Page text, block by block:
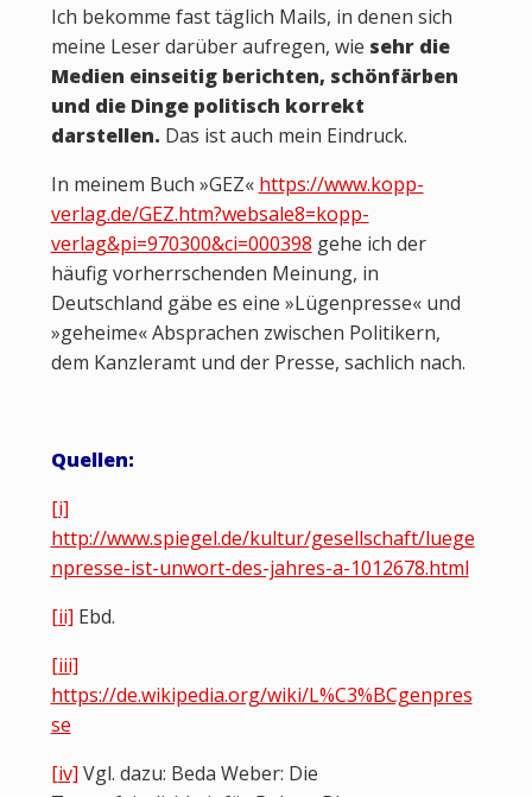
Ich bekomme fast täglich Mails, in denen sich
meine Leser darüber aufregen, wie sehr die
Medien einseitig berichten, schönfärben
und die Dinge politisch korrekt
darstellen. Das ist auch mein Eindruck.
In meinem Buch »GEZ« https://www.kopp-
verlag.de/GEZ.htm?websale8=kopp-
verlag&pi=970300&ci=000398 gehe ich der
häufig vorherrschenden Meinung, in
Deutschland gäbe es eine »Lügenpresse« und
»geheime« Absprachen zwischen Politikern,
dem Kanzleramt und der Presse, sachlich nach.
Quellen:
[i]
http://www.spiegel.de/kultur/gesellschaft/luege
npresse-ist-unwort-des-jahres-a-1012678.html
[ii] Ebd.
[iii]
https://de.wikipedia.org/wiki/L%C3%BCgenpres
se
[iv] Vgl. dazu: Beda Weber: Die